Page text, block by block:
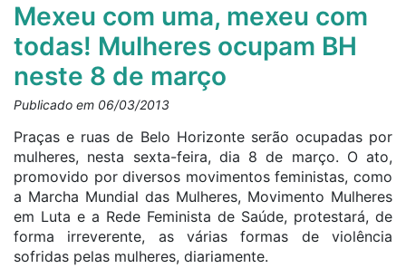
Mexeu com uma, mexeu com
todas! Mulheres ocupam BH
neste 8 de março
Publicado em 06/03/2013
Praças e ruas de Belo Horizonte serão ocupadas por
mulheres, nesta sexta-feira, dia 8 de março. O ato,
promovido por diversos movimentos feministas, como
a Marcha Mundial das Mulheres, Movimento Mulheres
em Luta e a Rede Feminista de Saúde, protestará, de
forma irreverente, as várias formas de violência
sofridas pelas mulheres, diariamente.